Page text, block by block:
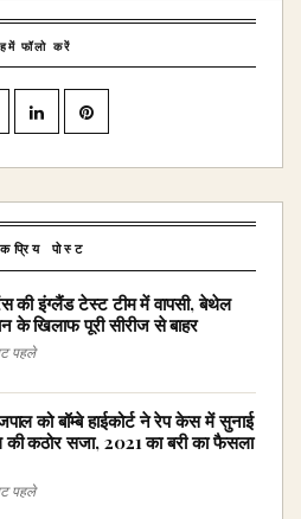
हमें फॉलो करें
पोस्ट
की इंग्लैंड टेस्ट टीम में वापसी, बेथेल
के खिलाफ पूरी सीरीज से बाहर
पहले
को बॉम्बे हाईकोर्ट ने रेप केस में सुनाई
कठोर सजा, 2021 का बरी का फैसला
पहले